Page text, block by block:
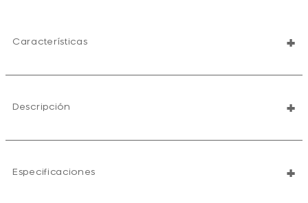
Características +
Descripción +
Especificaciones +